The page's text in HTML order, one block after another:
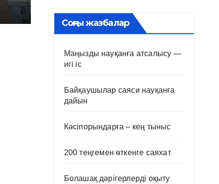
Соңғы жазбалар
Маңызды науқанға атсалысу —
игі іс
Байқаушылар саяси науқанға
дайын
Кәсіпорындарға – кең тыныс
200 теңгемен өткенге саяхат
Болашақ дәрігерлерді оқыту